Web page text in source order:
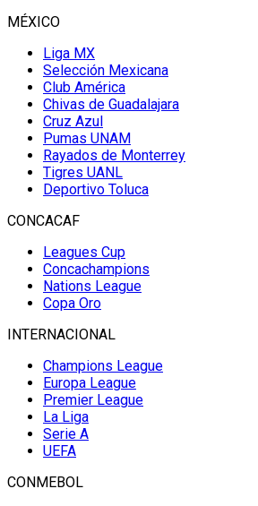
MÉXICO
Liga MX
Selección Mexicana
Club América
Chivas de Guadalajara
Cruz Azul
Pumas UNAM
Rayados de Monterrey
Tigres UANL
Deportivo Toluca
CONCACAF
Leagues Cup
Concachampions
Nations League
Copa Oro
INTERNACIONAL
Champions League
Europa League
Premier League
La Liga
Serie A
UEFA
CONMEBOL